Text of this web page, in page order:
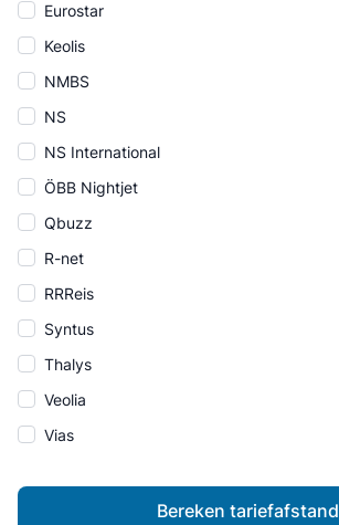
Eurostar
Keolis
NMBS
NS
NS International
ÖBB Nightjet
Qbuzz
R-net
RRReis
Syntus
Thalys
Veolia
Vias
Bereken tariefafstand